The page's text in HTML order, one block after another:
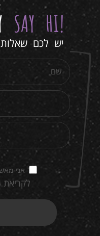
!
SAY HI
יש לכם שאלות
אני
לקריאת